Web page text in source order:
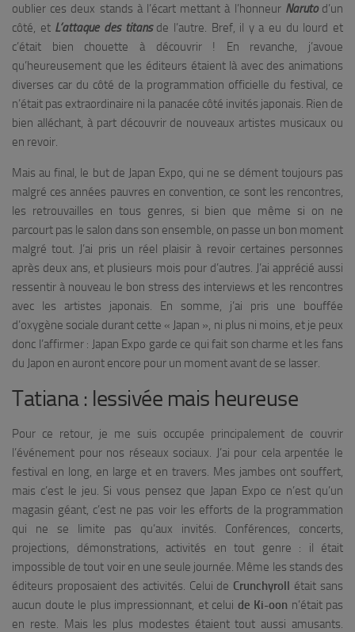
oublier ces deux stands à l’écart mettant à l’honneur Naruto d’un
côté, et L’attaque des titans de l’autre. Bref, il y a eu du lourd et
c’était bien chouette à découvrir ! En revanche, j’avoue
qu’heureusement que les éditeurs étaient là avec des animations
diverses car du côté de la programmation officielle du festival, ce
n’était pas extraordinaire ni la panacée côté invités japonais. Rien de
bien alléchant, à part découvrir de nouveaux artistes musicaux ou
en revoir.
Mais au final, le but de Japan Expo, qui ne se dément toujours pas
malgré ces années pauvres en convention, ce sont les rencontres,
les retrouvailles en tous genres, si bien que même si on ne
parcourt pas le salon dans son ensemble, on passe un bon moment
malgré tout. J’ai pris un réel plaisir à revoir certaines personnes
après deux ans, et plusieurs mois pour d’autres. J’ai apprécié aussi
ressentir à nouveau le bon stress des interviews et les rencontres
avec les artistes japonais. En somme, j’ai pris une bouffée
d’oxygène sociale durant cette « Japan », ni plus ni moins, et je peux
donc l’affirmer : Japan Expo garde ce qui fait son charme et les fans
du Japon en auront encore pour un moment avant de se lasser.
Tatiana : lessivée mais heureuse
Pour ce retour, je me suis occupée principalement de couvrir
l’événement pour nos réseaux sociaux. J’ai pour cela arpentée le
festival en long, en large et en travers. Mes jambes ont souffert,
mais c’est le jeu. Si vous pensez que Japan Expo ce n’est qu’un
magasin géant, c’est ne pas voir les efforts de la programmation
qui ne se limite pas qu’aux invités. Conférences, concerts,
projections, démonstrations, activités en tout genre : il était
impossible de tout voir en une seule journée. Même les stands des
éditeurs proposaient des activités. Celui de Crunchyroll était sans
aucun doute le plus impressionnant, et celui de Ki-oon n’était pas
en reste. Mais les plus modestes étaient tout aussi amusants.